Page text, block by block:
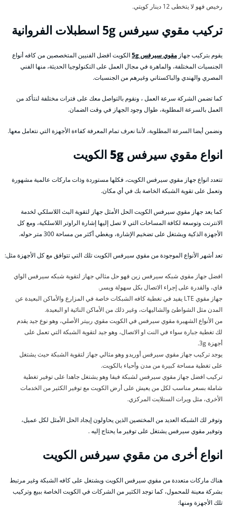
رخيص فهو لا يتخطى 12 دينار كويتي.
تركيب مقوي سيرفس 5g اسطبلات الفروانية
يقوم بتركيب جهاز مقوي سيرفس 5g
الكويت افضل الفنيين المتخصصين من كافه أنواع
الجنسيات المختلفة، والماهرة في مجال العمل على التكنولوجيا الحديثة، منها الفني
المصري والهندي والباكستاني وغيرهم من الجنسيات.
كما تضمن الشركة سرعة العمل ، ونقوم بالتواصل معك على فترات مختلفة لنتأكد من
العمل بالسرعة المطلوبة، طوال وجود الجهاز في وقت الضمان.
ونضمن أيضا السرعة المطلوبة، لأننا نعرف تمام المعرفة كفاءة الأجهزة التي نتعامل معها.
انواع مقوي سيرفس 5g الكويت
تتعدد انواع جهاز مقوي سيرفس الكويت، فكلها مستوردة وذات ماركات عالمية مشهورة
وتعمل على تقوية الشبكة الخاصة بك في أي مكان.
كما يعد جهاز مقوي سيرفس الكويت الحل الأمثل جهاز لتقوية البث اللاسلكي لخدمة
الانترنت وتوسعة لكافة المساحات التي لا تصل إليها إشارة الراوتر اللاسلكية، ومع كل
الأجهزة الذكية ويشتغل على تضخيم الإشارة، ويغطي أكثر من مساحة 300 متر حوله.
تعد أشهر الأنواع الموجودة من مقوي سيرفس الكويت تلك التي تتوافق مع كل الأجهزة مثل:
افضل جهاز مقوي شبكه سيرفس زين فهو حل مثالي جهاز لتقوية شبكه سيرفس الواي
فاي، والقدرة على إجراء الاتصال بكل سهولة ويسر.
جهاز مقوي LTE يفيد في تغطية كافه الشبكات خاصة في المزارع والأماكن البعيدة عن
المدن مثل الشواطئ والشاليهات، وغير ذلك من الأماكن النائية او البعيدة.
من الأنواع الشهيرة مقوي سيرفس في الكويت مقوي ربيتر الأصلي، وهو نوع جيد يقدم
لك تغطية جبارة سواء في النت او الاتصال، وهو جيد لتقوية الشبكة التي تعمل على
أجهزة 3g.
يوجد تركيب جهاز مقوي سيرفس أوريدو وهو مثالي جهاز لتقوية الشبكة حيث يشتغل
على تغطية مساحة كبيرة من مدن وأحياء بالكويت.
تركيب افضل جهاز مقوي سيرفس لشبكة فيفا وهو يشتغل جاهدا على توفير تغطية
شاملة بسعر مناسب لكل من يعيش على أرض الكويت مع توفير الكثير من الخدمات
الأخرى، مثل ويرات الستلايت المركزي.
وتوفر لك الشبكة العديد من المختصين الذين يحاولون إيجاد الحل الأمثل لكل عميل،
وتوفير مقوي سيرفس يشتغل على توفير ما يحتاج إليه .
انواع أخرى من مقوي سيرفس الكويت
هناك ماركات متعددة من مقوي سيرفس الكويت ويشتغل على كافه الشبكة وغير مرتبط
بشركة معينة للمحمول، كما توجد الكثير من الشركات في الكويت الخاصة ببيع وتركيب
تلك الأجهزة ومنها: